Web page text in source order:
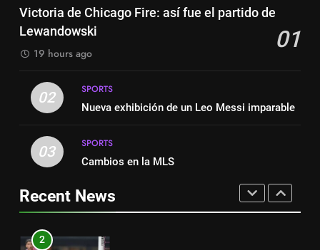
espanhola
el partido de Lewandowski
2
Nueva exhibición de un Leo
Victoria de Chicago Fire: así fue el partido de
Lewandowski
01
19 hours ago
02
SPORTS
Nueva exhibición de un Leo Messi imparable
03
SPORTS
Cambios en la MLS
Recent News
Suárez
SPORTS
8
SPORTS
1
Victoria de Chicago Fire: así fue
el partido de Lewandowski
2